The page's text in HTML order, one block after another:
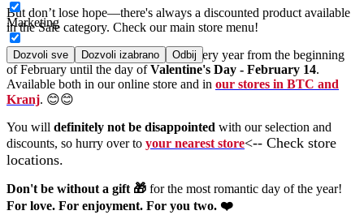
Marketing
Dozvoli sve Dozvoli izabrano Odbij
But don’t lose hope—there's always a discounted product available
in the Sale category. Check our main store menu!
We have Valentine’s Day discounts every year from the beginning
of February until the day ofValentine's Day - February 14.
Available both in our online store and in our stores in BTC and
Kranj. 😊😊
You will definitely not be disappointed with our selection and
discounts, so hurry over to your nearest store<-- Check store
locations.
Don't be without a gift 🎁 for the most romantic day of the year!
For love. For enjoyment. For you two. ❤️